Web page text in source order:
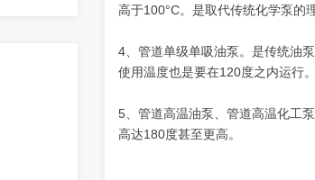
高于100°C。是取代传统化学泵的
4、管道单级单吸油泵。是传统油
使用温度也是要在120度之内运行。
5、管道高温油泵、管道高温化工
高达180度甚至更高。